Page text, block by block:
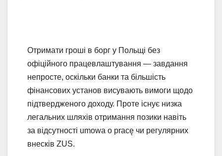
Отримати гроші в борг у Польщі без
офіційного працевлаштування — завдання
непросте, оскільки банки та більшість
фінансових установ висувають вимоги щодо
підтвердженого доходу. Проте існує низка
легальних шляхів отримання позики навіть
за відсутності umowa o pracę чи регулярних
внесків ZUS.